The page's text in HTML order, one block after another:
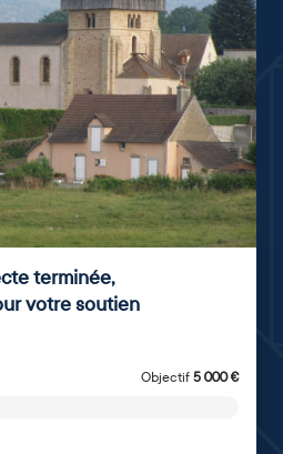
terminée,
votre soutien
Objectif 5 000€